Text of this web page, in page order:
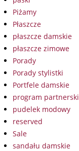
Piżamy
Płaszcze
płaszcze damskie
płaszcze zimowe
Porady
Porady stylistki
Portfele damskie
program partnerski
pudelek modowy
reserved
Sale
sandału damskie